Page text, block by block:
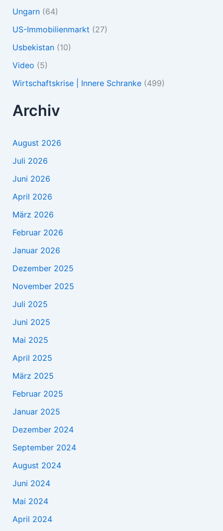
Ungarn(64)
US-Immobilienmarkt (27)
Usbekistan(10)
Video (5)
Wirtschaftskrise | Innere Schranke(499)
Archiv
August 2026
Juli 2026
Juni 2026
April 2026
März 2026
Februar 2026
Januar 2026
Dezember 2025
November 2025
Juli 2025
Juni 2025
Mai 2025
April 2025
März 2025
Februar 2025
Januar 2025
Dezember 2024
September 2024
August 2024
Juni 2024
Mai 2024
April 2024